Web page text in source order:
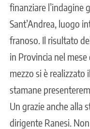
finanziare l’indagine
Sant’Andrea, luogo
franoso. Il risultato
in Provincia nel
mezzo si è
stamane
Un grazie anche alla
dirigente Ranesi.